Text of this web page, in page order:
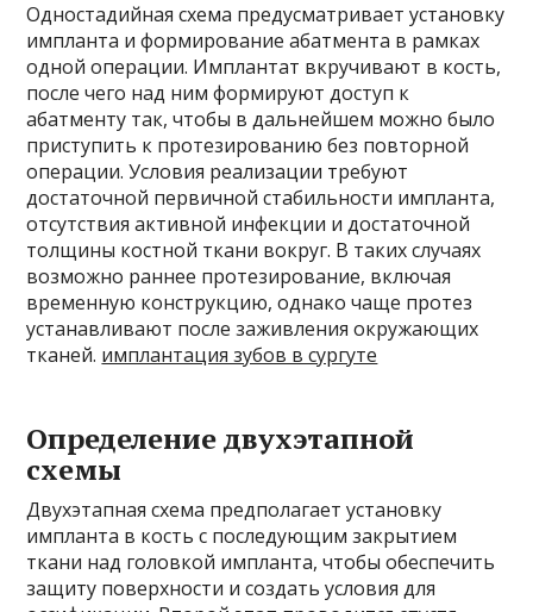
Одностадийная схема предусматривает установку
импланта и формирование абатмента в рамках
одной операции. Имплантат вкручивают в кость,
после чего над ним формируют доступ к
абатменту так, чтобы в дальнейшем можно было
приступить к протезированию без повторной
операции. Условия реализации требуют
достаточной первичной стабильности импланта,
отсутствия активной инфекции и достаточной
толщины костной ткани вокруг. В таких случаях
возможно раннее протезирование, включая
временную конструкцию, однако чаще протез
устанавливают после заживления окружающих
тканей. имплантация зубов в сургуте
Определение двухэтапной
схемы
Двухэтапная схема предполагает установку
импланта в кость с последующим закрытием
ткани над головкой импланта, чтобы обеспечить
защиту поверхности и создать условия для